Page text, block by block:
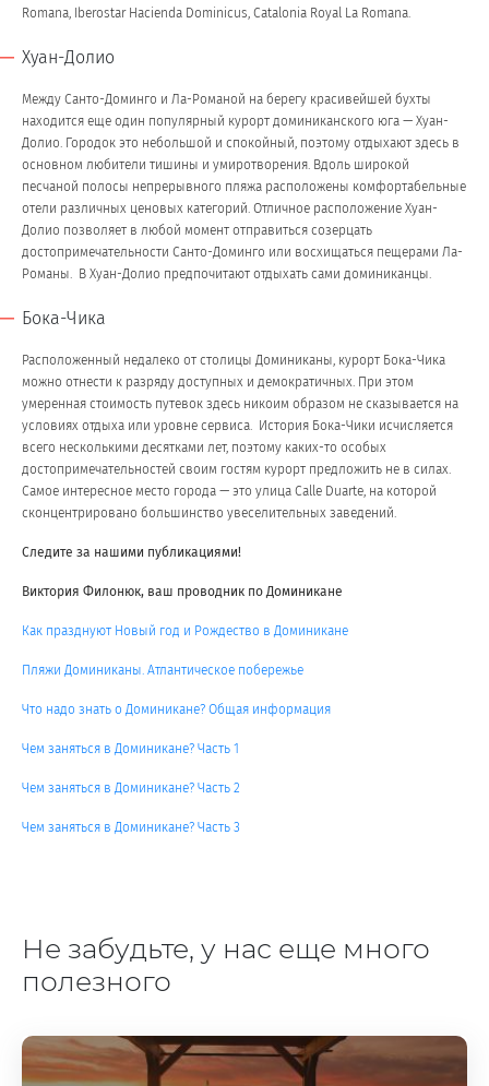
Romana, Iberostar Hacienda Dominicus, Catalonia Royal La Romana.
Хуан-Долио
Между Санто-Доминго и Ла-Романой на берегу красивейшей бухты
находится еще один популярный курорт доминиканского юга — Хуан-
Долио. Городок это небольшой и спокойный, поэтому отдыхают здесь в
основном любители тишины и умиротворения. Вдоль широкой
песчаной полосы непрерывного пляжа расположены комфортабельные
отели различных ценовых категорий. Отличное расположение Хуан-
Долио позволяет в любой момент отправиться созерцать
достопримечательности Санто-Доминго или восхищаться пещерами Ла-
Романы. В Хуан-Долио предпочитают отдыхать сами доминиканцы.
Бока-Чика
Расположенный недалеко от столицы Доминиканы, курорт Бока-Чика
можно отнести к разряду доступных и демократичных. При этом
умеренная стоимость путевок здесь никоим образом не сказывается на
условиях отдыха или уровне сервиса. История Бока-Чики исчисляется
всего несколькими десятками лет, поэтому каких-то особых
достопримечательностей своим гостям курорт предложить не в силах.
Самое интересное место города — это улица Calle Duarte, на которой
сконцентрировано большинство увеселительных заведений.
Следите за нашими публикациями!
Виктория Филонюк, ваш проводник по Доминикане
Как празднуют Новый год и Рождество в Доминикане
Пляжи Доминиканы. Атлантическое побережье
Что надо знать о Доминикане? Общая информация
Чем заняться в Доминикане? Часть 1
Чем заняться в Доминикане? Часть 2
Чем заняться в Доминикане? Часть 3
Не забудьте, у нас еще много
полезного